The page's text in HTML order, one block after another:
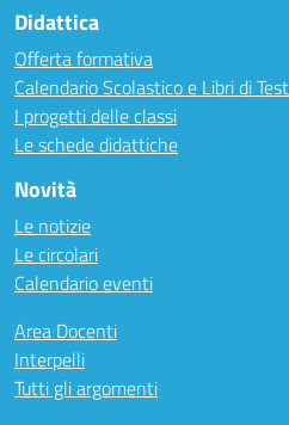
Didattica
Offerta formativa
Calendario Scolastico e Libri di
I progetti delle classi
Le schede didattiche
Novità
Le notizie
Le circolari
Calendario eventi
Area Docenti
Interpelli
Tutti gli argomenti